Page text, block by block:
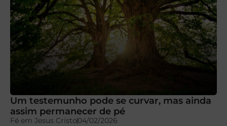
Um testemunho pode se curvar, mas ainda
assim permanecer de pé
Fé em Jesus Cristo04/02/2026